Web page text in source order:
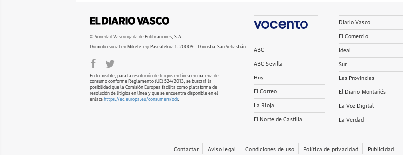
© Sociedad Vascongada de Publicaciones, S.A.
Domicilio social en Mikeletegi Pasealekua 1. 20009 - Donostia-San Sebastián
En lo posible, para la resolución de litigios en línea en materia de
consumo conforme Reglamento (UE) 524/2013, se buscará la
posibilidad que la Comisión Europea facilita como plataforma de
resolución de litigios en línea y que se encuentra disponible en el
enlace https://ec.europa.eu/consumers/odr.
ABC
ABC Sevilla
Hoy
El Correo
La Rioja
El Norte de Castilla
Diario Vasco
El Comercio
Ideal
Sur
Las Provincias
El Diario Montañés
La Voz Digital
La Verdad
Contactar Aviso legal Condiciones de uso Política de privacidad Publicidad